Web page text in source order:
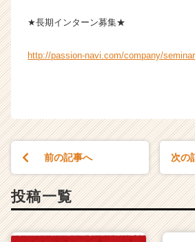
★長期インターン募集★
http://passion-navi.com/company/
前の記事へ 次の
投稿一覧